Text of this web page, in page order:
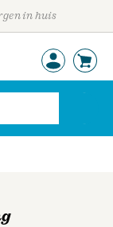
in huis